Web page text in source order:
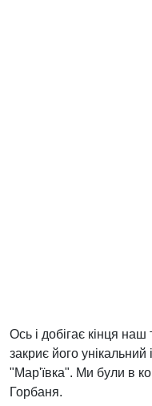
Ось і добігає кінця
закриє його
"Мар'ївка". Ми були в
Горбаня.